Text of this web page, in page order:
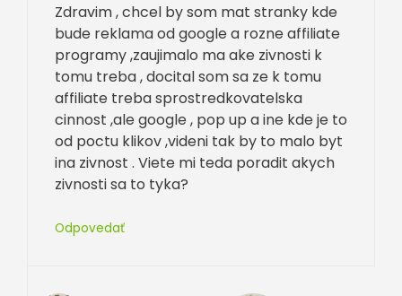
Zdravim , chcel by som mat stranky kde
bude reklama od google a rozne affiliate
programy ,zaujimalo ma ake zivnosti k
tomu treba , docital som sa ze k tomu
affiliate treba sprostredkovatelska
cinnost ,ale google , pop up a ine kde je to
od poctu klikov ,videni tak by to malo byt
ina zivnost . Viete mi teda poradit akych
zivnosti sa to tyka?
Odpovedať